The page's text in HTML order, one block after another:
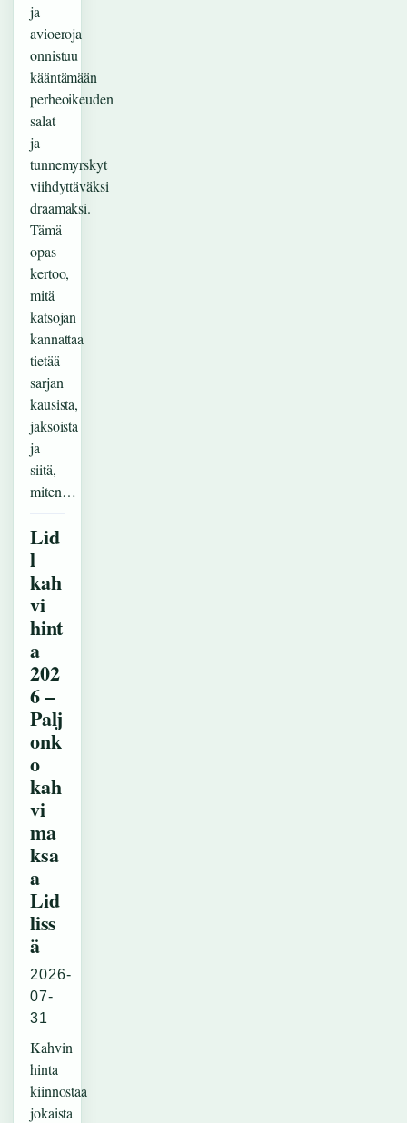
ja
avioeroja
onnistuu
kääntämään
perheoikeuden
salat
ja
tunnemyrskyt
viihdyttäväksi
draamaksi.
Tämä
opas
kertoo,
mitä
katsojan
kannattaa
tietää
sarjan
kausista,
jaksoista
ja
siitä,
miten…
Lid
l
kah
vi
hint
a
202
6 –
Palj
onk
o
kah
vi
ma
ksa
a
Lid
liss
ä
2026-
07-
31
Kahvin
hinta
kiinnostaa
jokaista